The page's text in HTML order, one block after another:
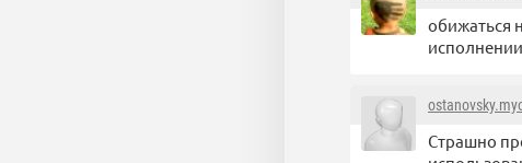
обижаться
Страшно